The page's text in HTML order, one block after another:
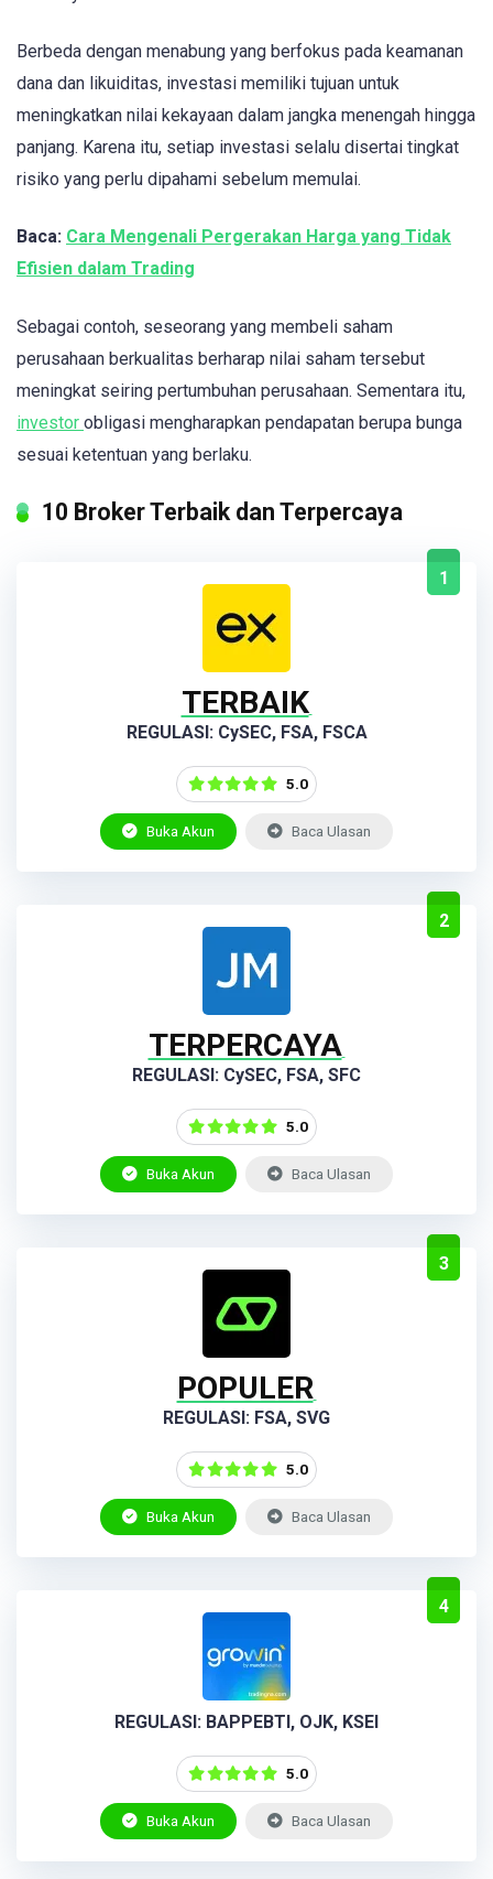
Berbeda dengan menabung yang berfokus pada keamanan
dana dan likuiditas, investasi memiliki tujuan untuk
meningkatkan nilai kekayaan dalam jangka menengah hingga
panjang. Karena itu, setiap investasi selalu disertai tingkat
risiko yang perlu dipahami sebelum memulai.
Baca: Cara Mengenali Pergerakan Harga yang Tidak
Efisien dalam Trading
Sebagai contoh, seseorang yang membeli saham
perusahaan berkualitas berharap nilai saham tersebut
meningkat seiring pertumbuhan perusahaan. Sementara itu,
investor obligasi mengharapkan pendapatan berupa bunga
sesuai ketentuan yang berlaku.
10 Broker Terbaik dan Terpercaya
1
TERBAIK
REGULASI: CySEC, FSA, FSCA
5.0
Buka Akun Baca Ulasan
2
TERPERCAYA
REGULASI: CySEC, FSA, SFC
5.0
Buka Akun Baca Ulasan
3
POPULER
REGULASI: FSA, SVG
5.0
Buka Akun Baca Ulasan
4
REGULASI: BAPPEBTI, OJK, KSEI
5.0
Buka Akun Baca Ulasan